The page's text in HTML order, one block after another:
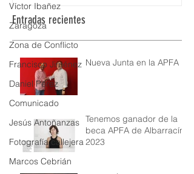
Víctor Ibañez
Zaragoza
Zona de Conflicto
Francisco Jiménez
Daniel Pérez
Comunicado
Jesús Antoñanzas
Fotografía callejera
Marcos Cebrián
Entradas recientes
Nueva Junta en la APFA
Tenemos ganador de la
beca APFA de Albarracín
2023